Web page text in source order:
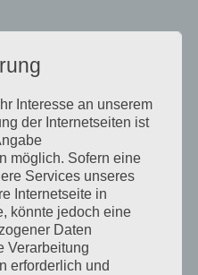
2022
Interesse an unserem
der Internetseiten ist
möglich. Sofern eine
Services unseres
Internetseite in
könnte jedoch eine
Daten
Verarbeitung
erforderlich und